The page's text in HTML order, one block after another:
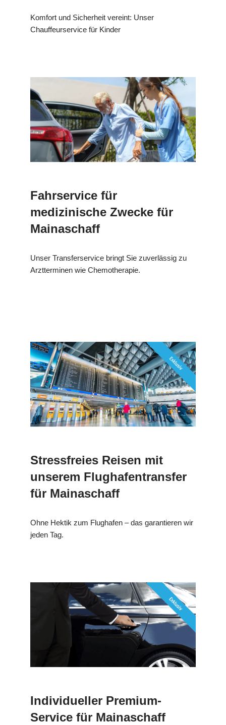
Komfort und Sicherheit vereint: Unser
Chauffeurservice für Kinder
Fahrservice für
medizinische Zwecke für
Mainaschaff
Unser Transferservice bringt Sie zuverlässig zu
Arztterminen wie Chemotherapie.
Stressfreies Reisen mit
unserem Flughafentransfer
für Mainaschaff
Ohne Hektik zum Flughafen – das garantieren wir
jeden Tag.
Individueller Premium-
Service für Mainaschaff